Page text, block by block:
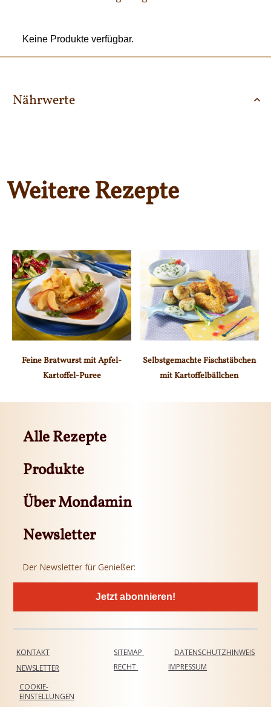
Keine Produkte verfügbar.
Nährwerte
Weitere Rezepte
Feine Bratwurst mit Apfel-
Kartoffel-Puree
Selbstgemachte Fischstäbchen
mit Kartoffelbällchen
Alle Rezepte
Produkte
Über Mondamin
Newsletter
Der Newsletter für Genießer:
Jetzt abonnieren!
KONTAKT
SITEMAP
NEWSLETTER
DATENSCHUTZHINWEIS
COOKIE-
EINSTELLUNGEN
RECHT IMPRESSUM